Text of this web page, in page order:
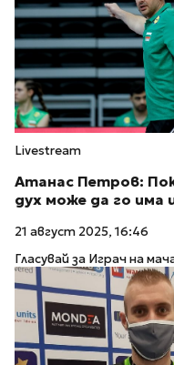
Livestream
Атанас Петров:
дух може да го има
21 август 2025, 16:46
Гласувай за Играч на